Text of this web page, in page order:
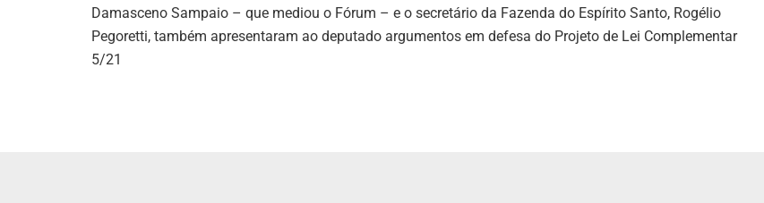
Damasceno Sampaio – que mediou o Fórum – e o secretário da Fazenda do Espírito Santo, Rogélio
Pegoretti, também apresentaram ao deputado argumentos em defesa do Projeto de Lei Complementar
5/21